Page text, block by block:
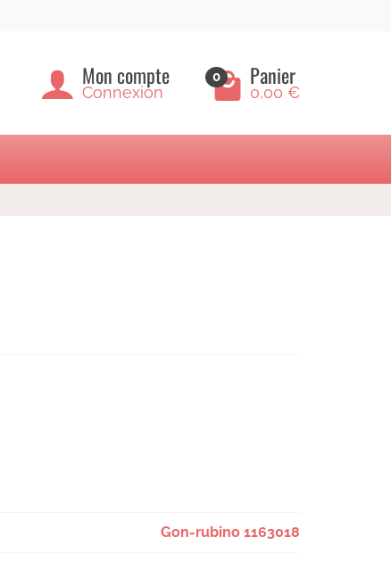
Mon compte
Connexion
0 Panier
0,00 €
Gon-rubino 1163018